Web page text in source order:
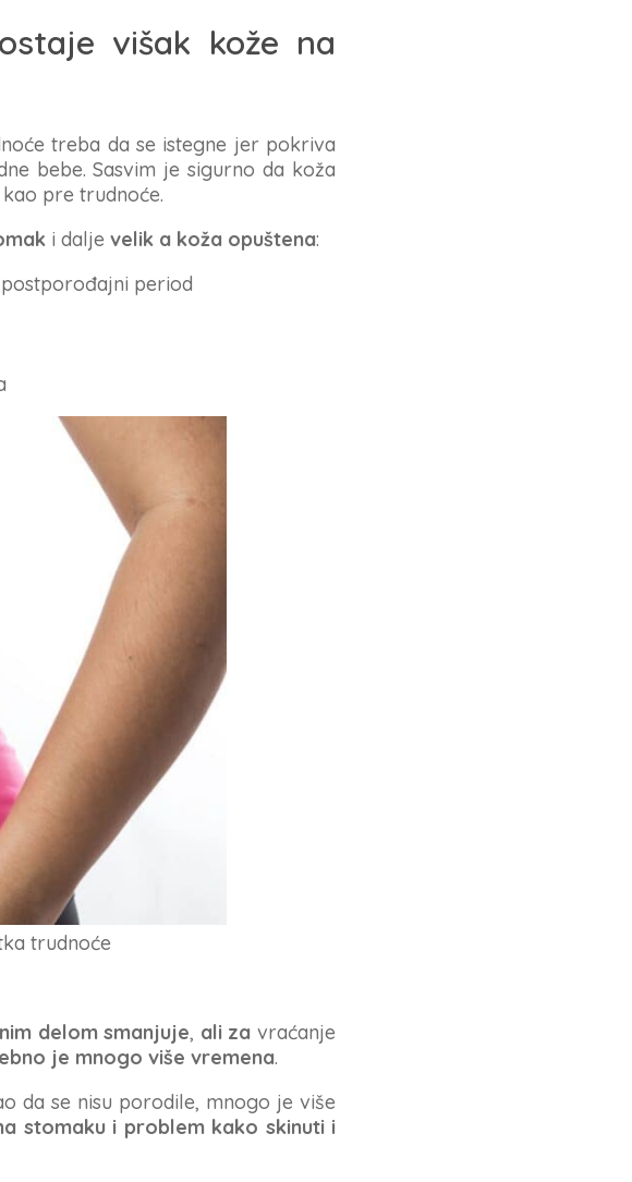
višak kože na
treba da se istegne jer pokriva
bebe. Sasvim je sigurno da koža
pre trudnoće.
i dalje velik a koža opuštena:
period
trudnoće
delom smanjuje, ali zavraćanje
je mnogo više vremena.
da se nisu porodile, mnogo je više
stomaku i problem kako skinuti i